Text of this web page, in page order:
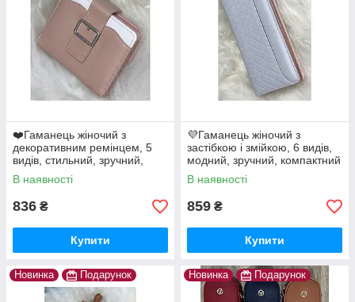
❤️Гаманець жіночий з
декоративним ремінцем, 5
видів, стильний, зручний,
компактний
В наявності
836 ₴
Купити
💜Гаманець жіночий з
застібкою і змійкою, 6 видів,
модний, зручний, компактний
В наявності
859 ₴
Купити
Новинка Подарунок Новинка Подарунок